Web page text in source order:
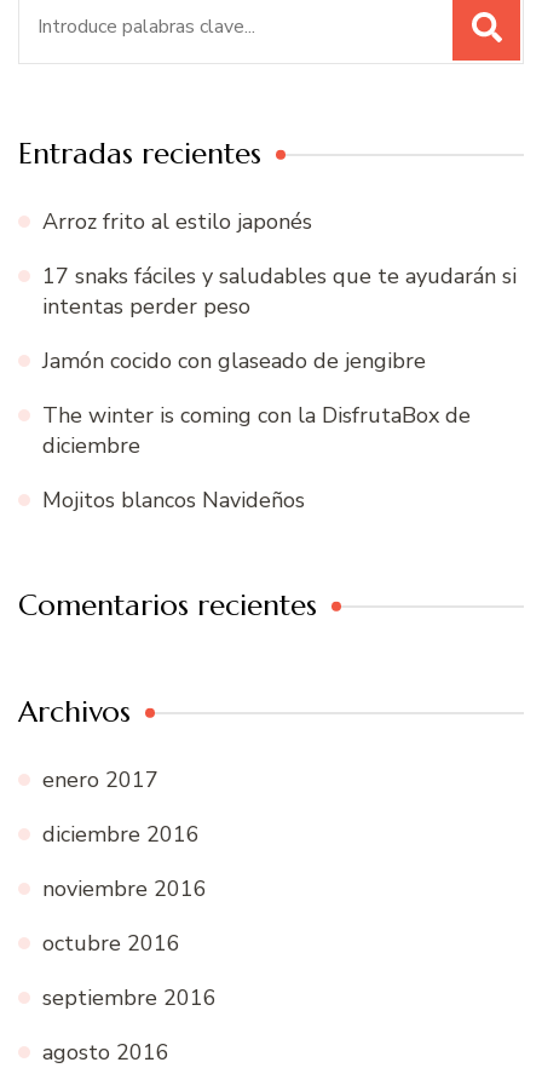
Entradas recientes
Arroz frito al estilo japonés
17 snaks fáciles y saludables que te ayudarán si
intentas perder peso
Jamón cocido con glaseado de jengibre
The winter is coming con la DisfrutaBox de
diciembre
Mojitos blancos Navideños
Comentarios recientes
Archivos
enero 2017
diciembre 2016
noviembre 2016
octubre 2016
septiembre 2016
agosto 2016